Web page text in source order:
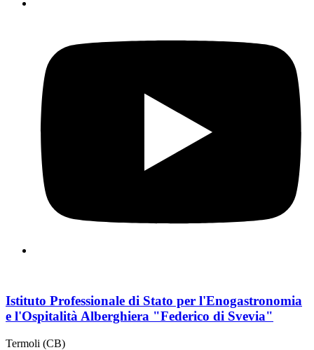
Istituto Professionale di Stato per l'Enogastronomia
e l'Ospitalità Alberghiera "Federico di Svevia"
Termoli (CB)